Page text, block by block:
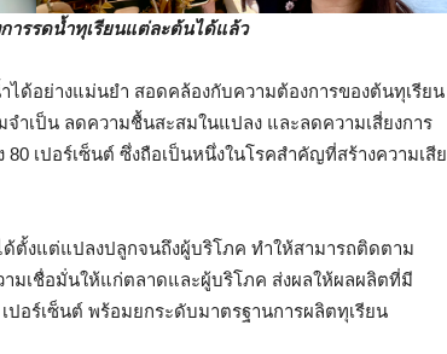
ารรดน้ำทุเรียนแต่ละต้นได้แล้ว
ได้อย่างแม่นยำ สอดคล้องกับความต้องการของต้นทุเรียน
ำเป็น ลดความชื้นสะสมในแปลง และลดความเสี่ยงการ
เปอร์เซ็นต์ ซึ่งถือเป็นหนึ่งในโรคสำคัญที่สร้างความเสีย
ตั้งแต่แปลงปลูกจนถึงผู้บริโภค ทำให้สามารถติดตาม
เชื่อมั่นให้แก่ตลาดและผู้บริโภค ส่งผลให้ผลผลิตที่มี
อร์เซ็นต์ พร้อมยกระดับมาตรฐานการผลิตทุเรียน